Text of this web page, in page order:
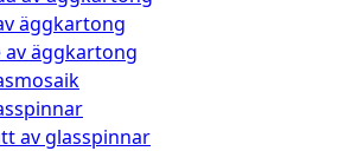
äggkartong
av äggkartong
av glasspinnar